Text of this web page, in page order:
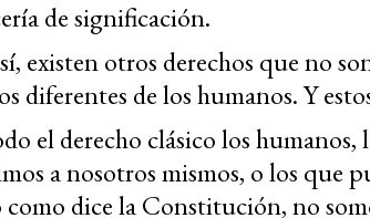
de significación.
existen otros derechos que no
diferentes de los humanos. Y
el derecho clásico los
a nosotros mismos, o los que
como dice la Constitución, no